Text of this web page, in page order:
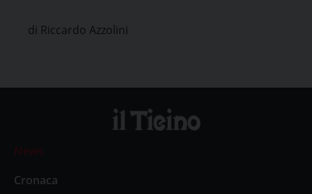
di Riccardo Azzolini
News
Cronaca